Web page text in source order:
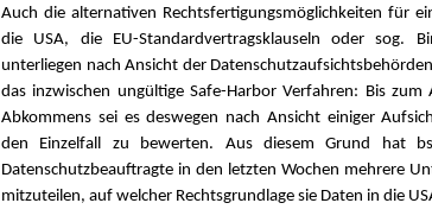
Auch die alternativen Rechtsfertigungsmöglichkeiten für
die USA, die EU-Standardvertragsklauseln oder sog.
unterliegen nach Ansicht der
das inzwischen ungültige Safe-Harbor Verfahren: Bis zum
Abkommens sei es deswegen nach Ansicht einiger
den Einzelfall zu bewerten. Aus diesem Grund hat
Datenschutzbeauftragte in den letzten Wochen mehrere
mitzuteilen, auf welcher Rechtsgrundlage sie Daten in die